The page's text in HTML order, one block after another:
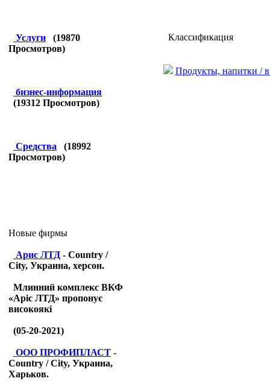
Услуги (19870
Просмотров)
бизнес-информация
(19312 Просмотров)
Средства (18992
Просмотров)
Новые фирмы
Арис ЛТД - Country /
City, Украина, херсон.
Млинний комплекс ВКФ
«Аріс ЛТД» пропонує
високоякі
(05-20-2021)
ООО ПРОФИПЛАСТ -
Country / City, Украина,
Харьков.
Классификация
Продукты, напитки /